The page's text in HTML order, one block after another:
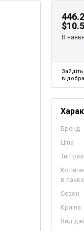
$
В
Зайдіть
Бренд
Ціна
Тип
в пачке
Сезон
Країна
Вид